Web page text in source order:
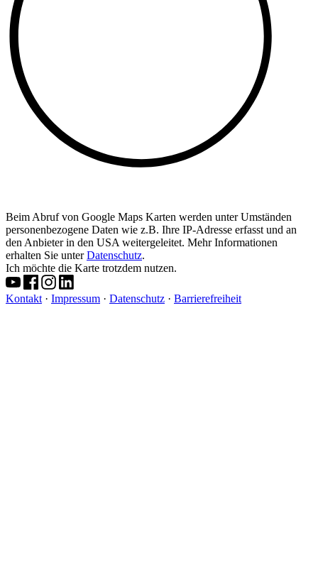
Beim Abruf von Google Maps Karten werden unter Umständen
personenbezogene Daten wie z.B. Ihre IP-Adresse erfasst und an
den Anbieter in den USA weitergeleitet. Mehr Informationen
erhalten Sie unterDatenschutz.
Ich möchte die Karte trotzdem nutzen.
Kontakt · Impressum · Datenschutz · Barrierefreiheit